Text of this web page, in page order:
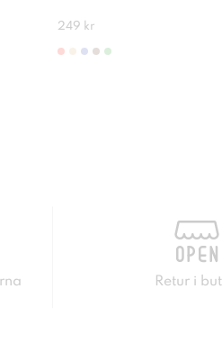
249 kr
Retur i